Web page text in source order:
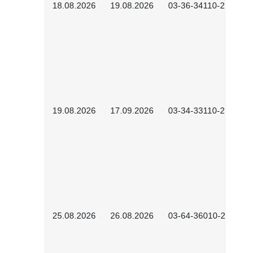
18.08.2026 19.08.2026 03-36-34110-2601
19.08.2026 17.09.2026 03-34-33110-2605
25.08.2026 26.08.2026 03-64-36010-2601